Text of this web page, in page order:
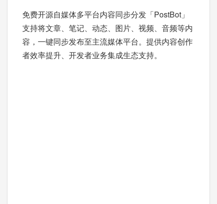
免费开源自媒体多平台内容同步分发「PostBot」
支持将文章、笔记、动态、图片、视频、音频等内
容，一键同步发布至主流媒体平台。提供内容创作
者效率提升、开发者业务集成生态支持。